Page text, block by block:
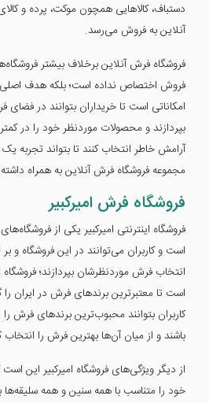
دستباف، کالاهایی همچون موکت، پرده و
آنلاین به فروش می‌رسد.
فروشگاه فرش آنلاین برخلاف بیشتر
فروش اختصاص نداده است؛ بلکه هدف اصلی
امکاناتی است تا خریداران بتوانند در
بپردازند و محصولات موردنظر خود را در
آرامش خاطر انتخاب کنند تا بتواند تجربه
مجموعه فروشگاه فرش آنلاین به همراه داشته
فروشگاه فرش امیرکبیر
فروشگاه اینترنتی امیرکبیر یکی از
است و کاربران می‌توانند در این فروشگاه و
انتخاب فرش موردنظرشان بپردازند؛ فروشگاه
است تا معتبرترین برندهای فرش در ایران
کاربران بتوانند محبوب‌ترین برندهای فرش
باشند و از میان آن‌ها بهترین فرش را انتخاب
از دیگر ویژگی‌های فروشگاه امیرکبیر این
خود را متناسب با همه سنین و همه سلیقه‌ها